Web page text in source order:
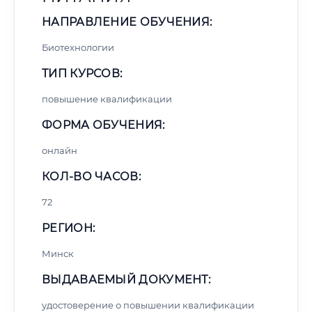
НАПРАВЛЕНИЕ ОБУЧЕНИЯ:
Биотехнологии
ТИП КУРСОВ:
повышение квалификации
ФОРМА ОБУЧЕНИЯ:
онлайн
КОЛ-ВО ЧАСОВ:
72
РЕГИОН:
Минск
ВЫДАВАЕМЫЙ ДОКУМЕНТ:
удостоверение о повышении квалификации